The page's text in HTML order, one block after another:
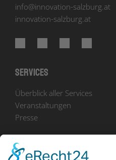
info@innovation-salzburg.at
innovation-salzburg.at
Services
Überblick aller Services
Veranstaltungen
Presse
Bekanntmachungen